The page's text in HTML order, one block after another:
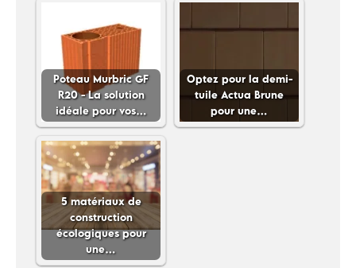
Poteau Murbric GF
R20 - La solution
idéale pour vos…
Optez pour la demi-
tuile Actua Brune
pour une…
5 matériaux de
construction
écologiques pour
une…